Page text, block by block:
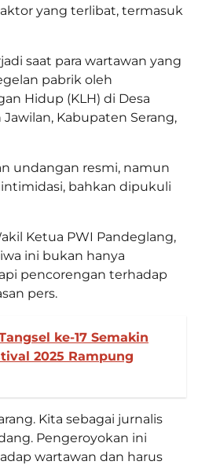
yang terlibat, termasuk
saat para wartawan yang
pabrik oleh
Hidup (KLH) di Desa
Kabupaten Serang,
undangan resmi, namun
bahkan dipukuli
Ketua PWI Pandeglang,
ini bukan hanya
pencorengan terhadap
pers.
ke-17 Semakin
2025 Rampung
Kita sebagai jurnalis
Pengeroyokan ini
wartawan dan harus